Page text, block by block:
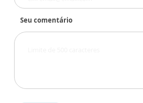
Seu comentário